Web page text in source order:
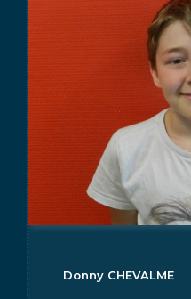
Donny CHEVALME